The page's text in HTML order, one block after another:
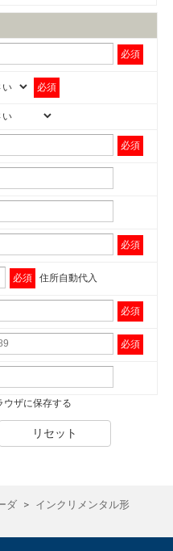
必須
必須
必須
必須
必須 住所自動代入
必須
必須
ウザに保存する
リセット
ダ
インクリメンタル形